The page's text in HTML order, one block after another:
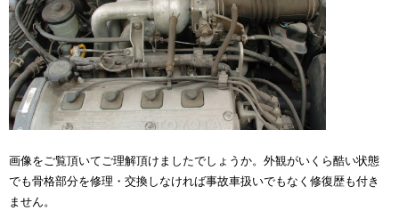
画像をご覧頂いてご理解頂けましたでしょうか。外観がいくら酷い状態
でも骨格部分を修理・交換しなければ事故車扱いでもなく修復歴も付き
ません。